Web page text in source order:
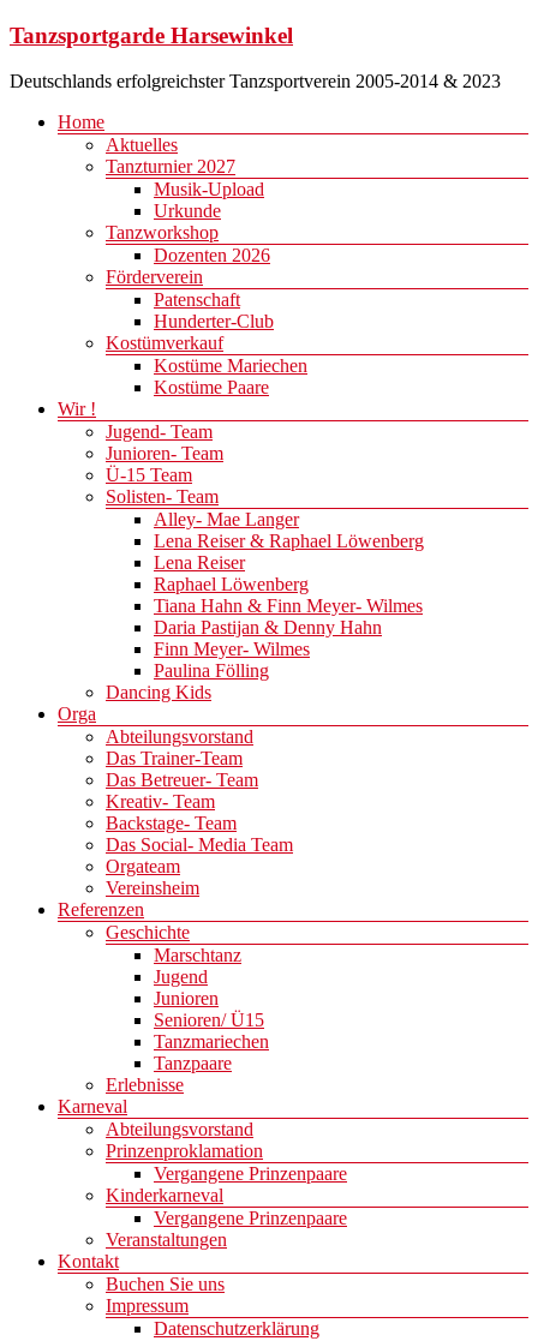
Zum
springen
Tanzsportgarde Harsewinkel
Deutschlands erfolgreichster Tanzsportverein 2005-2014 & 2023
Menü
Home
Aktuelles
Tanzturnier 2027
Musik-Upload
Urkunde
Tanzworkshop
Dozenten 2026
Förderverein
Patenschaft
Hunderter-Club
Kostümverkauf
Kostüme Mariechen
Kostüme Paare
Wir !
Jugend- Team
Junioren- Team
Ü-15 Team
Solisten- Team
Alley- Mae Langer
Lena Reiser & Raphael Löwenberg
Lena Reiser
Raphael Löwenberg
Tiana Hahn & Finn Meyer- Wilmes
Daria Pastijan & Denny Hahn
Finn Meyer- Wilmes
Paulina Fölling
Dancing Kids
Orga
Abteilungsvorstand
Das Trainer-Team
Das Betreuer- Team
Kreativ- Team
Backstage- Team
Das Social- Media Team
Orgateam
Vereinsheim
Referenzen
Geschichte
Marschtanz
Jugend
Junioren
Senioren/ Ü15
Tanzmariechen
Tanzpaare
Erlebnisse
Karneval
Abteilungsvorstand
Prinzenproklamation
Vergangene Prinzenpaare
Kinderkarneval
Vergangene Prinzenpaare
Veranstaltungen
Kontakt
Buchen Sie uns
Impressum
Datenschutzerklärung